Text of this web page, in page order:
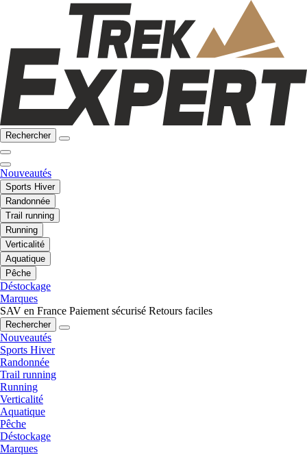
Rechercher
Nouveautés
Sports Hiver
Randonnée
Trail running
Running
Verticalité
Aquatique
Pêche
Déstockage
Marques
SAV en France Paiement sécurisé Retours faciles
Rechercher
Nouveautés
Sports Hiver
Randonnée
Trail running
Running
Verticalité
Aquatique
Pêche
Déstockage
Marques